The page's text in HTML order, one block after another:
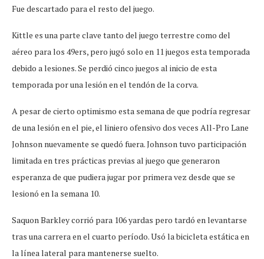
Fue descartado para el resto del juego.
Kittle es una parte clave tanto del juego terrestre como del
aéreo para los 49ers, pero jugó solo en 11 juegos esta temporada
debido a lesiones. Se perdió cinco juegos al inicio de esta
temporada por una lesión en el tendón de la corva.
A pesar de cierto optimismo esta semana de que podría regresar
de una lesión en el pie, el liniero ofensivo dos veces All-Pro Lane
Johnson nuevamente se quedó fuera. Johnson tuvo participación
limitada en tres prácticas previas al juego que generaron
esperanza de que pudiera jugar por primera vez desde que se
lesionó en la semana 10.
Saquon Barkley corrió para 106 yardas pero tardó en levantarse
tras una carrera en el cuarto período. Usó la bicicleta estática en
la línea lateral para mantenerse suelto.